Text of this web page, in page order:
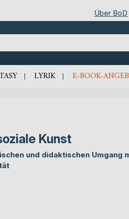
Über BoD
LYRIK E-BOOK-
Kunst
und didaktischen Umgang